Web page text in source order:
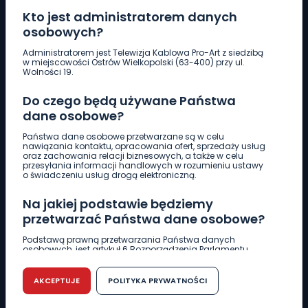
Kto jest administratorem danych
osobowych?
Administratorem jest Telewizja Kablowa Pro-Art z siedzibą
w miejscowości Ostrów Wielkopolski (63-400) przy ul.
Wolności 19.
Do czego będą używane Państwa
dane osobowe?
Państwa dane osobowe przetwarzane są w celu
nawiązania kontaktu, opracowania ofert, sprzedaży usług
oraz zachowania relacji biznesowych, a także w celu
przesyłania informacji handlowych w rozumieniu ustawy
o świadczeniu usług drogą elektroniczną.
Na jakiej podstawie będziemy
przetwarzać Państwa dane osobowe?
Podstawą prawną przetwarzania Państwa danych
osobowych, jest artykuł 6 Rozporządzenia Parlamentu
r. w sprawie ochrony osób fizycznych w związku z
przetwarzaniem danych osobowych w sprawie
swobodnego przepływu takich danych oraz uchylenia
dyrektywy 95/46/WE (RODO).
AKCEPTUJE POLITYKA PRYWATNOŚCI
Pobierz logotyp
661 997 997
REDAKCJA
62 735 22 22redakcja@wlkp24.info
DZIAŁ REKLAMY
62 735 01 85 reklama@wlkp24.info
WIADOMOŚCI
CIEKAWOSTKI